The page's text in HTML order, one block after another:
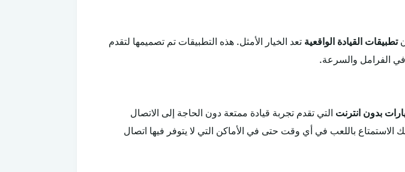
تطبيقات القيادة الواقعية تعد الخيار الأمثل. هذه التطبيقات تم تصميمها لتقدم
الفرامل والسرعة.
بدون انترنت التي تقدم تجربة قيادة ممتعة دون الحاجة إلى الاتصال
باللعب في أي وقت حتى في الأماكن التي لا يتوفر فيها اتصال